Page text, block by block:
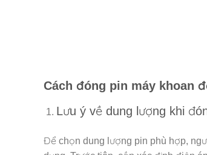
Cách đóng pin máy khoan
Lưu ý về dung lượng khi
Để chọn dung lượng pin phù hợp,